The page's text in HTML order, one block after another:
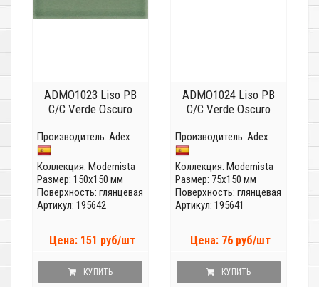
ADMO1023 Liso PB
C/C Verde Oscuro
Производитель: Adex
Коллекция: Modernista
Размер: 150x150 мм
Поверхность: глянцевая
Артикул: 195642
Цена: 151 руб/шт
КУПИТЬ
ADMO1024 Liso PB
C/C Verde Oscuro
Производитель: Adex
Коллекция: Modernista
Размер: 75x150 мм
Поверхность: глянцевая
Артикул: 195641
Цена: 76 руб/шт
КУПИТЬ